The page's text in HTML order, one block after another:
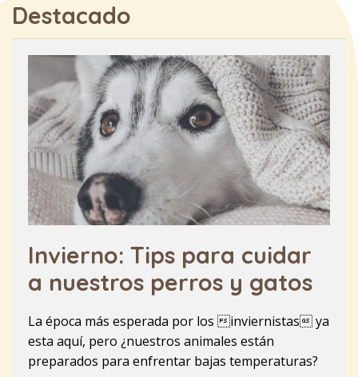
Destacado
Invierno: Tips para cuidar
a nuestros perros y gatos
La época más esperada por los inviernistas ya
esta aquí, pero ¿nuestros animales están
preparados para enfrentar bajas temperaturas?